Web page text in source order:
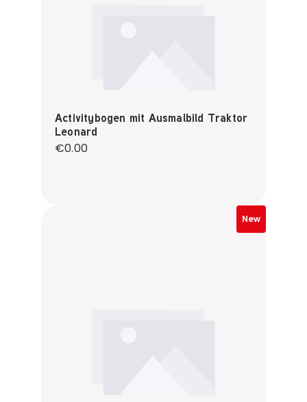
Activitybogen mit Ausmalbild Traktor
Leonard
Regular price:
€0.00
New